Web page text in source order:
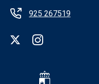
925 267519
Redes sociales